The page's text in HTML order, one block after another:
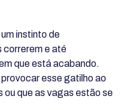
instinto de
correrem e até
que está acabando.
esse gatilho ao
ou que as vagas estão se